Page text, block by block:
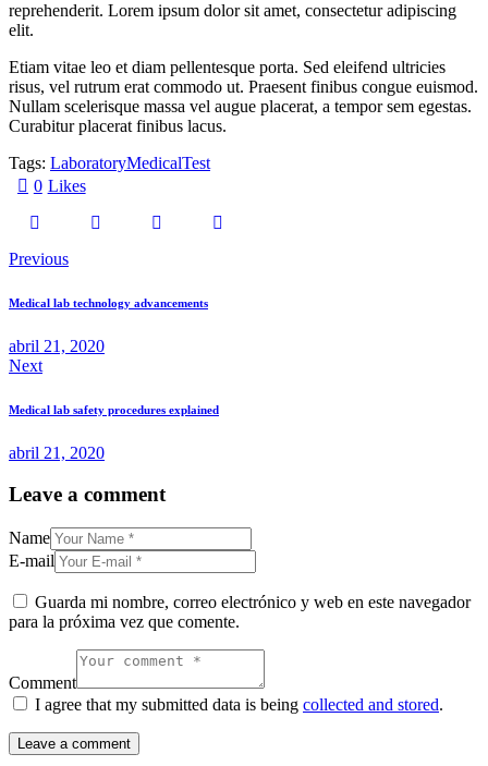
reprehenderit. Lorem ipsum dolor sit amet, consectetur adipiscing
elit.
Etiam vitae leo et diam pellentesque porta. Sed eleifend ultricies
risus, vel rutrum erat commodo ut. Praesent finibus congue euismod.
Nullam scelerisque massa vel augue placerat, a tempor sem egestas.
Curabitur placerat finibus lacus.
Tags: LaboratoryMedicalTest
0 Likes
Previous
Medical lab technology advancements
abril 21, 2020
Next
Medical lab safety procedures explained
abril 21, 2020
Leave a comment
Name
E-mail
Guarda mi nombre, correo electrónico y web en este navegador
para la próxima vez que comente.
Comment
I agree that my submitted data is being collected and stored.